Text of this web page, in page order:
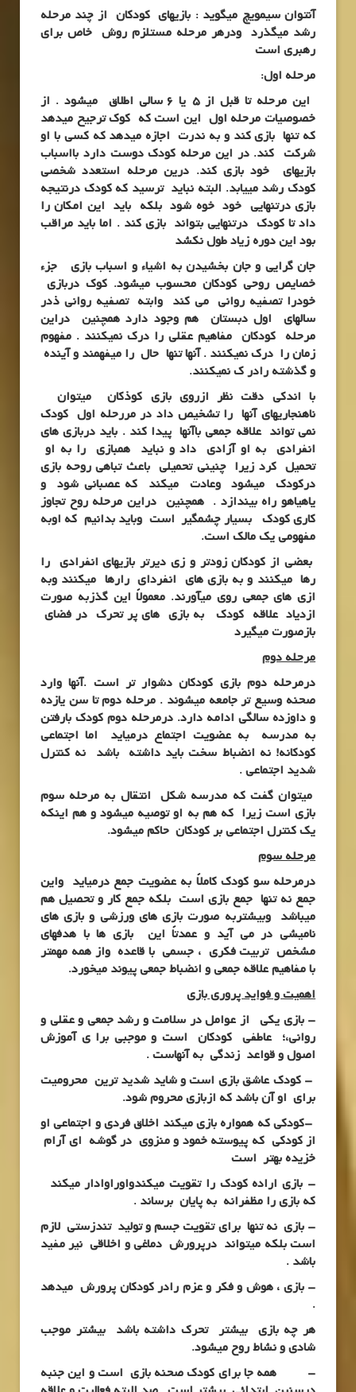
آنتوان سیمویچ میگوید : بازیهای کودکان از چند مرحله
رشد میگذرد ودرهر مرحله مستلزم روش خاص برای
رهبری است
مرحله اول:
این مرحله تا قبل از 5 یا 6 سالی اطلاق میشود . از
خصوصیات مرحله اول این است که کوک ترجیح میدهد
که تنها بازی کند و به ندرت اجازه میدهد که کسی با او
شرکت کند. در این مرحله کودک دوست دارد بااسباب
بازیهای خود بازی کند. درین مرحله استعدد شخصی
کودک رشد مییابد. البته نباید ترسید که کودک درنتیجه
بازی درتنهایی خود خوه شود بلکه باید این امکان را
داد تا کودک درتنهایی بتواند بازی کند . اما باید مراقب
بود این دوره زیاد طول نکشد
جان گرایی و جان بخشیدن به اشیاء و اسباب بازی جزء
خصایص روحی کودکان محسوب میشود. کوک دربازی
خودرا تصفیه روانی می کند وابته تصفیه روانی ذدر
سالهای اول دبستان هم وجود دارد همچنین دراین
مرحله کودکان مفاهیم عقلی را درک نمیکنند . مفهوم
زمان را درک نمیکنند . آنها تنها حال را میفهمند و آینده
و گذشته رادر ک نمیکنند.
با اندکی دقت نظر ازروی بازی کوذکان میتوان
ناهنجاریهای آنها را تشخیص داد در مررحله اول کودک
نمی تواند علاقه جمعی باآنها پیدا کند . باید دربازی های
انفرادی به او آزادی داد و نباید همبازی را به او
تحمیل کرد زیرا چنینی تحمیلی باعث تباهی روحه بازی
درکودک میشود وعادت میکند که عصبانی شود و
یاهیاهو راه بیندازد . همچنین دراین مرحله روح تجاوز
کاری کودک بسیار چشمگیر است وباید بدانیم که اوبه
مفهومی یک مالک است.
بعضی از کودکان زودتر و زی دیرتر بازیهای انفرادی را
رها میکنند و به بازی های انفردای رارها میکنند وبه
ازی های جمعی روی میآورند. معمولاً این گذزبه صورت
ازدیاد علاقه کودک به بازی های پر تحرک در فضای
بازصورت میگیرد
مرحله دوم
درمرحله دوم بازی کودکان دشوار تر است .آنها وارد
صحنه وسیع تر جامعه میشوند . مرحله دوم تا سن یازده
و داوزده سالگی ادامه دارد. درمرحله دوم کودک بارفتن
به مدرسه به عضویت اجتماع درمیاید اما اجتماعی
کودکانه! نه انضباط سخت باید داشته باشد نه کنترل
شدید اجتماعی .
میتوان گفت که مدرسه شکل انتقال به مرحله سوم
بازی است زیرا که هم به او توصیه میشود و هم اینکه
یک کنترل اجتماعی بر کودکان حاکم میشود.
مرحله سوم
درمرحله سو کودک کاملاً به عضویت جمع درمیاید واین
جمع نه تنها جمع بازی است بلکه جمع کار و تحصیل هم
میباشد وبیشتربه صورت بازی های ورزشی و بازی های
نامیشی در می آید و عمدتاً این بازی ها با هدفهای
مشخص تربیت فکری ، جسمی با قاعده واز همه مهمتر
با مفاهیم علاقه جمعی و انضباط جمعی پیوند میخورد.
اهمیت و فواید پروری بازی
– بازی یکی از عوامل در سلامت و رشد جمعی و عقلی و
روانی،؛ عاطفی کودکان است و موجبی برا ی آموزش
اصول و قواعد زندگی به آنهاست .
– کودک عاشق بازی است و شاید شدید ترین محرومیت
برای او آن باشد که ازبازی محروم شود.
-کودکی که همواره بازی میکند اخلاق فردی و اجتماعی او
از کودکی که پیوسته خمود و منزوی در گوشه ای آرام
خزیده بهتر است
– بازی اراده کودک را تقویت میکندواوراوادار میکند
که بازی را مظفرانه به پایان برساند .
– بازی نه تنها برای تقویت جسم و تولید تندزستی لازم
است بلکه میتواند درپرورش دماغی و اخلاقی نیر مفید
باشد .
– بازی ، هوش و فکر و عزم رادر کودکان پرورش میدهد
.
هر چه بازی بیشتر تحرک داشته باشد بیشتر موجب
شادی و نشاط روح میشود.
– همه جا برای کودک صحنه بازی است و این جنبه